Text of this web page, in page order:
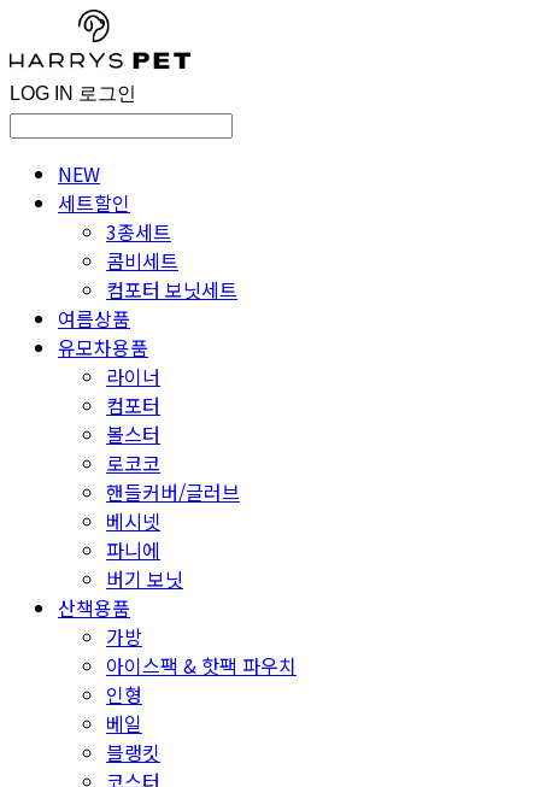
LOG IN 로그인
NEW
세트할인
3종세트
콤비세트
컴포터 보닛세트
여름상품
유모차용품
라이너
컴포터
볼스터
로코코
핸들커버/글러브
베시넷
파니에
버기 보닛
산책용품
가방
아이스팩 & 핫팩 파우치
인형
베일
블랭킷
코스터